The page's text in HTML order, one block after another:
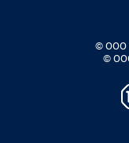
© ООО
©